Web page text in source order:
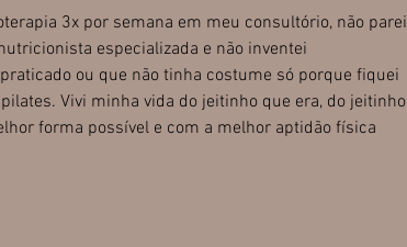
3x por semana em meu consultório, não parei
especializada e não inventei
ou que não tinha costume só porque fiquei
Vivi minha vida do jeitinho que era, do jeitinho
forma possível e com a melhor aptidão física